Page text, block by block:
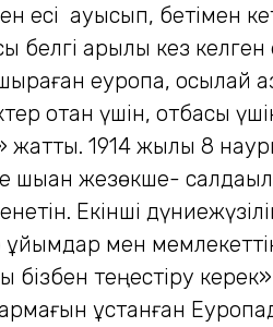
есі ауысып, бетімен
белгі арқылы кез
еуропа, осылай
отан үшін, отбасы
жатты. 1914 жылы 8
шыққан жезөкше-
Екінші
мен
теңестіру
ұстанған